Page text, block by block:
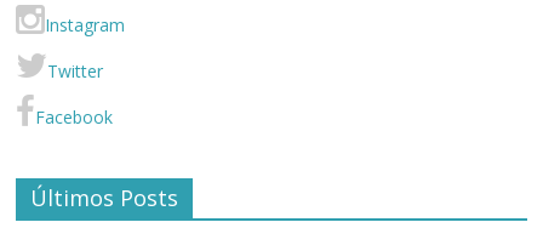
Instagram
Twitter
Facebook
Últimos Posts